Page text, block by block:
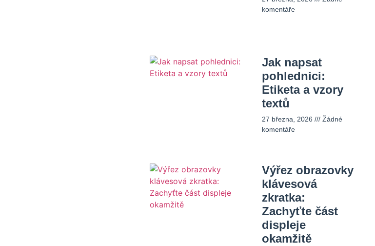
komentáře
Jak napsat
pohlednici:
Etiketa a vzory
textů
27 března, 2026
Žádné
komentáře
Výřez obrazovky
klávesová
zkratka:
Zachyťte část
displeje
okamžitě